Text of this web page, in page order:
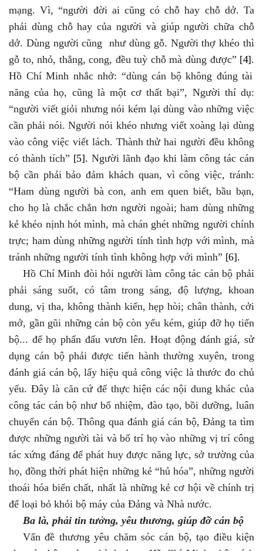
mạng. Vì, “người đời ai cũng có chỗ hay chỗ dở. Ta
phải dùng chỗ hay của người và giúp người chữa chỗ
dở. Dùng người cũng như dùng gỗ. Người thợ khéo thì
gỗ to, nhỏ, thẳng, cong, đều tuỳ chỗ mà dùng được” [4].
Hồ Chí Minh nhắc nhở: “dùng cán bộ không đúng tài
năng của họ, cũng là một cơ thất bại”, Người thí dụ:
“người viết giỏi nhưng nói kém lại dùng vào những việc
cần phải nói. Người nói khéo nhưng viết xoàng lại dùng
vào công việc viết lách. Thành thử hai người đều không
có thành tích” [5]. Người lãnh đạo khi làm công tác cán
bộ cần phải bảo đảm khách quan, vì công việc, tránh:
“Ham dùng người bà con, anh em quen biết, bầu bạn,
cho họ là chắc chắn hơn người ngoài; ham dùng những
kẻ khéo nịnh hót mình, mà chán ghét những người chính
trực; ham dùng những người tính tình hợp với mình, mà
tránh những người tính tình không hợp với mình” [6].
Hồ Chí Minh đòi hỏi người làm công tác cán bộ phải
phải sáng suốt, có tâm trong sáng, độ lượng, khoan
dung, vị tha, không thành kiến, hẹp hòi; chân thành, cởi
mở, gần gũi những cán bộ còn yếu kém, giúp đỡ họ tiến
bộ... để họ phấn đấu vươn lên. Hoạt động đánh giá, sử
dụng cán bộ phải được tiến hành thường xuyên, trong
đánh giá cán bộ, lấy hiệu quả công việc là thước đo chủ
yếu. Đây là căn cứ để thực hiện các nội dung khác của
công tác cán bộ như bổ nhiệm, đào tạo, bồi dưỡng, luân
chuyển cán bộ. Thông qua đánh giá cán bộ, Đảng ta tìm
được những người tài và bố trí họ vào những vị trí công
tác xứng đáng để phát huy được năng lực, sở trường của
họ, đồng thời phát hiện những kẻ “hủ hóa”, những người
thoái hóa biến chất, nhất là những kẻ cơ hội về chính trị
để loại bỏ khỏi bộ máy của Đảng và Nhà nước.
Ba là, phải tin tưởng, yêu thương, giúp đỡ cán bộ
Vấn đề thương yêu chăm sóc cán bộ, tạo điều kiện